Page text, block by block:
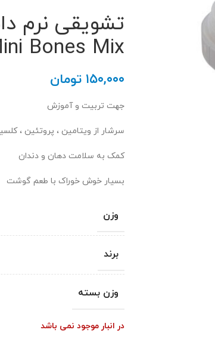
تشویقی نرم
Bones Mix
۱۵۰,۰۰۰ تومان
جهت تربیت و آموزش
سرشار از ویتامین ، پروتئین ،
کمک به سلامت دهان و دندان
بسیار خوش خوراک با طعم گوشت
وزن
برند
وزن بسته
در انبار موجود نمی باشد